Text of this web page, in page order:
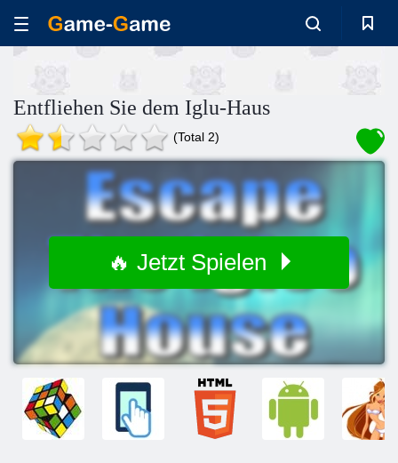
Entfliehen Sie dem Iglu-Haus
(Total 2)
🔥 Jetzt Spielen